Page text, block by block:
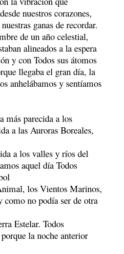
nuestros corazones,
ganas de recordar.
de un año celestial,
alineados a la espera
y con Todos sus átomos
llegaba el gran día, la
anhelábamos y sentíamos
más parecida a los
a las Auroras Boreales,
a los valles y ríos del
aquel día Todos
los Vientos Marinos,
no podía ser de otra
Estelar. Todos
la noche anterior